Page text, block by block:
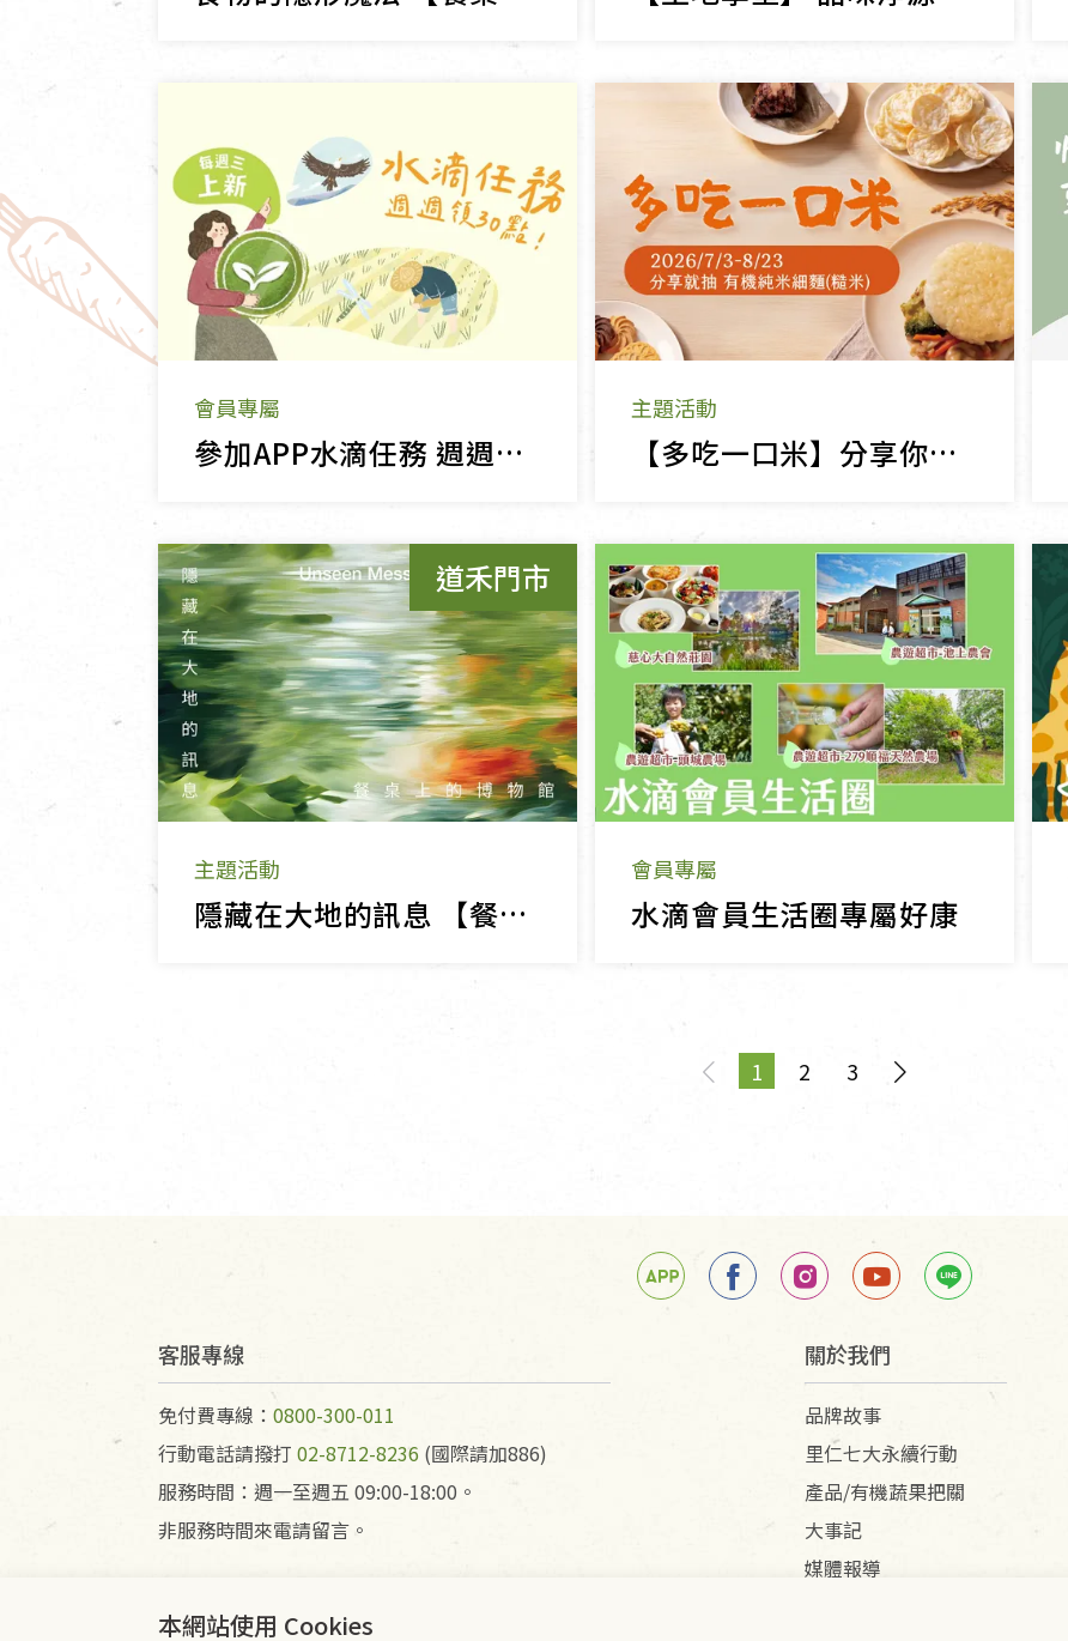
會員專屬
參加APP水滴任務 週週賺30水滴點
主題活動
【多吃一口米】分享你的米食好味，抽有機純米細麵
道禾門市
主題活動
隱藏在大地的訊息 【餐桌上的博物館】
會員專屬
水滴會員生活圈專屬好康
pageYou're on page
1 2 3
page
客服專線
免付費專線： 0800-300-011
行動電話請撥打 02-8712-8236 (國際請加886)
服務時間：週一至週五 09:00-18:00。
非服務時間來電請留言。
關於我們
品牌故事
里仁七大永續行動
產品/有機蔬果把關
大事記
媒體報導
本網站使用 Cookies